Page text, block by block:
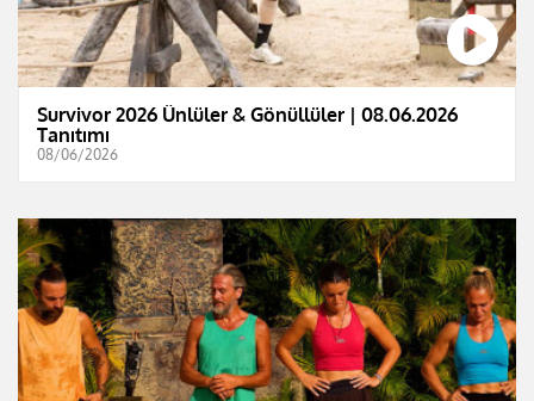
Survivor 2026 Ünlüler & Gönüllüler | 08.06.2026
Tanıtımı
08/06/2026